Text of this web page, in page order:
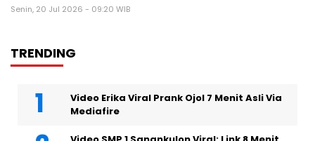
Senin, 20 Jul 2026 - 09:20 WIB
TRENDING
Video Erika Viral Prank Ojol 7 Menit Asli Via
Mediafire